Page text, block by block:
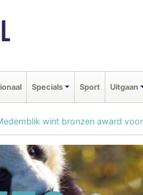
Specials Sport Uitgaan
wint bronzen award